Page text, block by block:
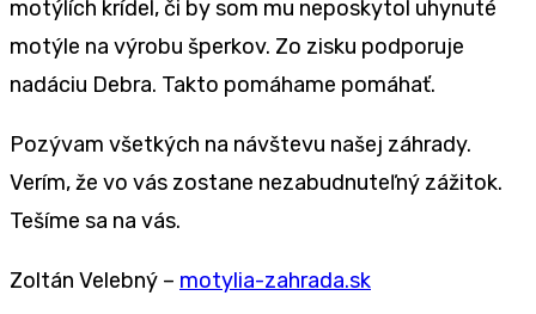
motýlích krídel, či by som mu neposkytol uhynuté
motýle na výrobu šperkov. Zo zisku podporuje
nadáciu Debra. Takto pomáhame pomáhať.
Pozývam všetkých na návštevu našej záhrady.
Verím, že vo vás zostane nezabudnuteľný zážitok.
Tešíme sa na vás.
Zoltán Velebný – motylia-zahrada.sk